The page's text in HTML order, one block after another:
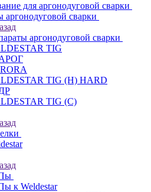
для аргонодуговой сварки
аргонодуговой сварки
аргонодуговой сварки
TIG
TIG (H) HARD
TIG (С)
к Weldestar